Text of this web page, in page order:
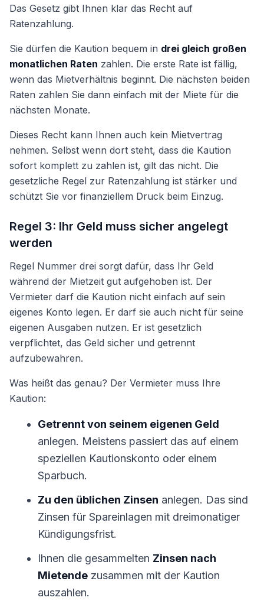
Das Gesetz gibt Ihnen klar das Recht auf
Ratenzahlung.
Sie dürfen die Kaution bequem in drei gleich großen
monatlichen Raten zahlen. Die erste Rate ist fällig,
wenn das Mietverhältnis beginnt. Die nächsten beiden
Raten zahlen Sie dann einfach mit der Miete für die
nächsten Monate.
Dieses Recht kann Ihnen auch kein Mietvertrag
nehmen. Selbst wenn dort steht, dass die Kaution
sofort komplett zu zahlen ist, gilt das nicht. Die
gesetzliche Regel zur Ratenzahlung ist stärker und
schützt Sie vor finanziellem Druck beim Einzug.
Regel 3: Ihr Geld muss sicher angelegt
werden
Regel Nummer drei sorgt dafür, dass Ihr Geld
während der Mietzeit gut aufgehoben ist. Der
Vermieter darf die Kaution nicht einfach auf sein
eigenes Konto legen. Er darf sie auch nicht für seine
eigenen Ausgaben nutzen. Er ist gesetzlich
verpflichtet, das Geld sicher und getrennt
aufzubewahren.
Was heißt das genau? Der Vermieter muss Ihre
Kaution:
Getrennt von seinem eigenen Geld
anlegen. Meistens passiert das auf einem
speziellen Kautionskonto oder einem
Sparbuch.
Zu den üblichen Zinsen anlegen. Das sind
Zinsen für Spareinlagen mit dreimonatiger
Kündigungsfrist.
Ihnen die gesammelten Zinsen nach
Mietende zusammen mit der Kaution
auszahlen.